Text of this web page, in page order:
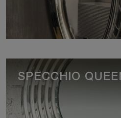
SPECCHIO